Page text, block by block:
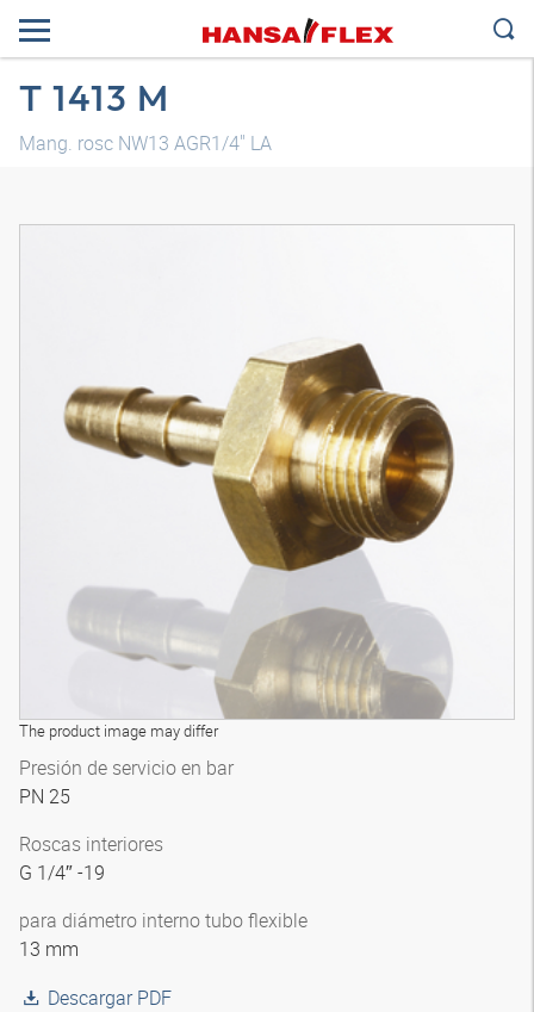
T 1413 M
Mang. rosc NW13 AGR1/4" LA
The product image may differ
Presión de servicio en bar
PN 25
Roscas interiores
G 1/4″ -19
para diámetro interno tubo flexible
13 mm
Descargar PDF